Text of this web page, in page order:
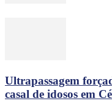
Ultrapassagem
casal de idosos em